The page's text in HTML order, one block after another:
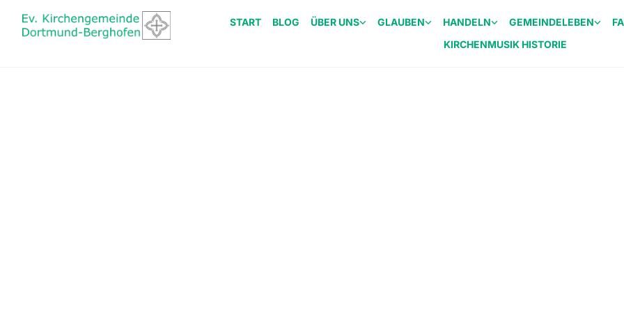
START BLOG ÜBER UNS GLAUBEN HANDELN GEMEINDELEBEN
KIRCHENMUSIK HISTORIE